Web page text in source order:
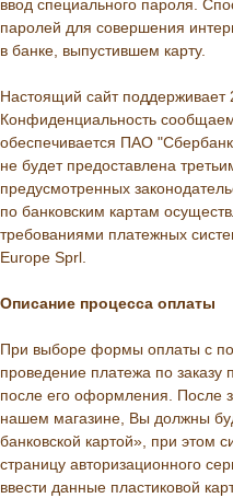
ввод специального пароля.
паролей для совершения
в банке, выпустившем карту.
Настоящий сайт
Конфиденциальность
обеспечивается ПАО
не будет предоставлена
предусмотренных
по банковским картам
требованиями платежных
Europe Sprl.
Описание процессa оплаты
При выборе формы оплаты с
проведение платежа по заказу
после его оформления. После
нашем магазине, Вы должны
банковской картой», при этом
страницу авторизационного
ввести данные пластиковой